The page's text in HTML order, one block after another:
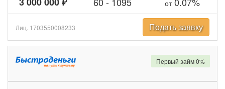
от
Лиц. 1703550008233 Подать заявку
Первый займ 0%